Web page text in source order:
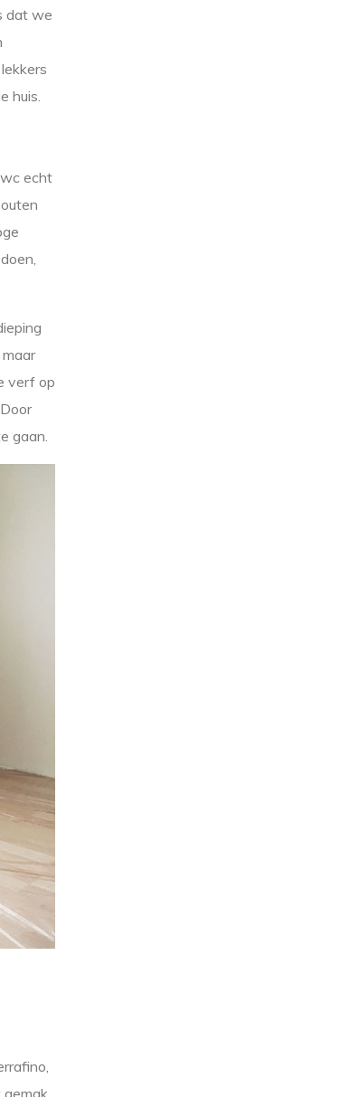
dat we
huis.
echt
verf op
gaan.